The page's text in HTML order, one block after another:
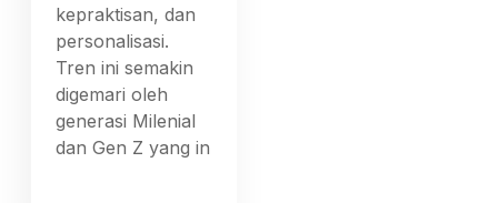
kepraktisan, dan
personalisasi.
Tren ini semakin
digemari oleh
generasi Milenial
dan Gen Z yang in